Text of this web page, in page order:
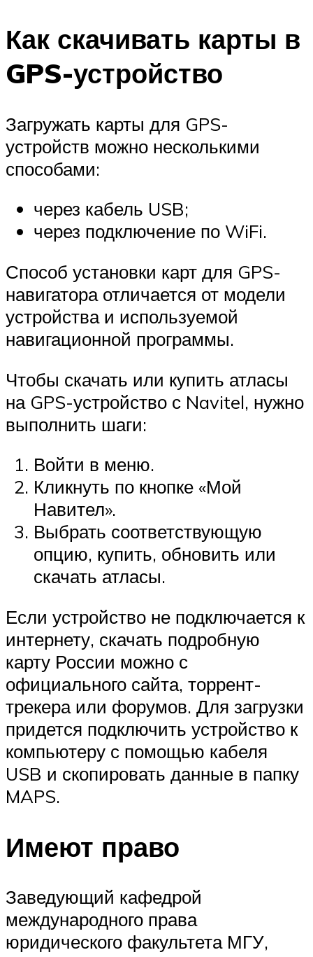
Как скачивать карты в
GPS-устройство
Загружать карты для GPS-
устройств можно несколькими
способами:
через кабель USB;
через подключение по WiFi.
Способ установки карт для GPS-
навигатора отличается от модели
устройства и используемой
навигационной программы.
Чтобы скачать или купить атласы
на GPS-устройство с Navitel, нужно
выполнить шаги:
Войти в меню.
Кликнуть по кнопке «Мой
Навител».
Выбрать соответствующую
опцию, купить, обновить или
скачать атласы.
Если устройство не подключается к
интернету, скачать подробную
карту России можно с
официального сайта, торрент-
трекера или форумов. Для загрузки
придется подключить устройство к
компьютеру с помощью кабеля
USB и скопировать данные в папку
MAPS.
Имеют право
Заведующий кафедрой
международного права
юридического факультета МГУ,